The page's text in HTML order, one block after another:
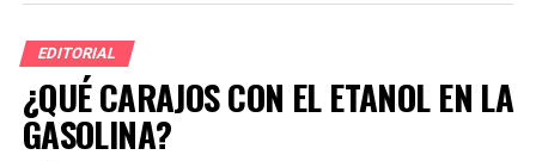
Rubén Frías
Exdiputado de La Chorrera.
Un clásico.
EDITORIAL
¿QUÉ CARAJOS CON EL ETANOL EN LA
GASOLINA?